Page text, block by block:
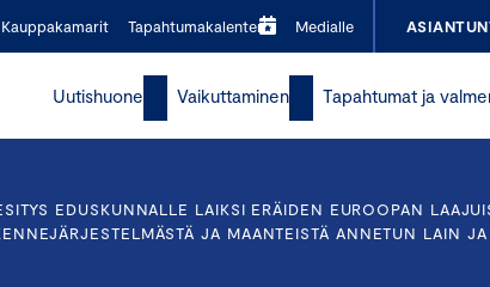
Kauppakamarit Tapahtumakalenteri Medialle
Uutishuone Vaikuttaminen Tapahtumat ja
EDUSKUNNALLE LAIKSI ERÄIDEN EUROOPAN
JA MAANTEISTÄ ANNETUN LAIN